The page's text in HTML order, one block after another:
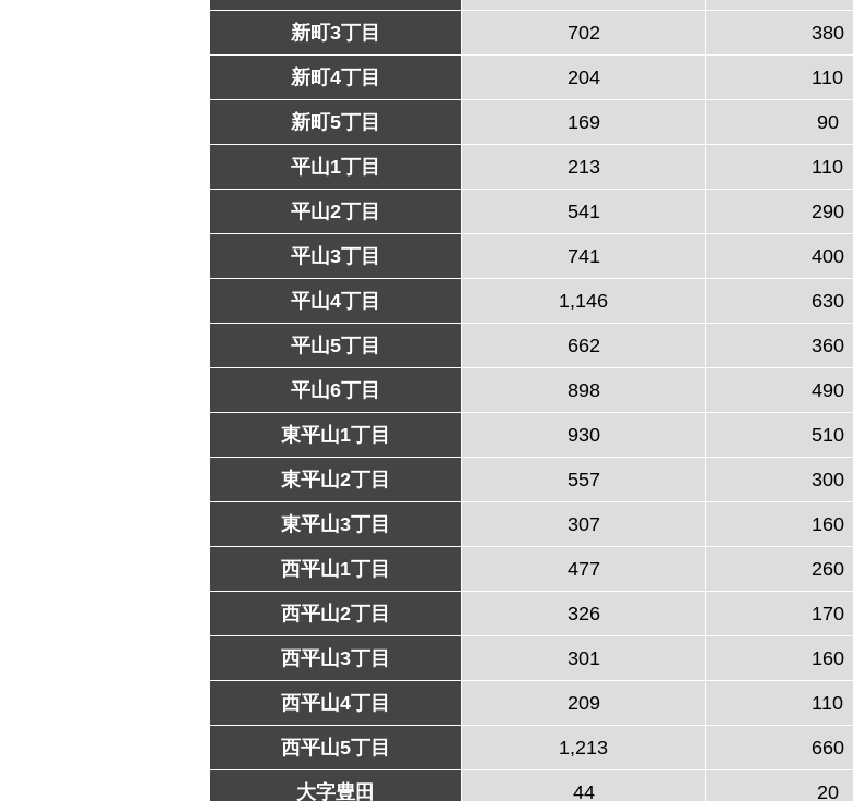
新町3丁目 702 380
新町4丁目 204 110
新町5丁目 169 90
平山1丁目 213 110
平山2丁目 541 290
平山3丁目 741 400
平山4丁目 1,146 630
平山5丁目 662 360
平山6丁目 898 490
東平山1丁目 930 510
東平山2丁目 557 300
東平山3丁目 307 160
西平山1丁目 477 260
西平山2丁目 326 170
西平山3丁目 301 160
西平山4丁目 209 110
西平山5丁目 1,213 660
大字豊田 44 20